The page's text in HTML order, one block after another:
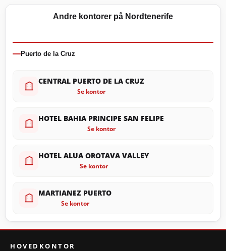
Andre kontorer på Nordtenerife
Puerto de la Cruz
CENTRAL PUERTO DE LA CRUZ
Se kontor
HOTEL BAHIA PRINCIPE SAN FELIPE
Se kontor
HOTEL ALUA OROTAVA VALLEY
Se kontor
MARTIANEZ PUERTO
Se kontor
HOVEDKONTOR